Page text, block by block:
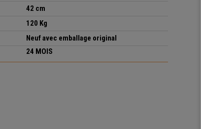
42 cm
120 Kg
Neuf avec emballage original
24 MOIS